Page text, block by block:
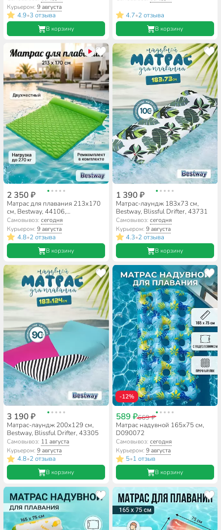
Курьером:9 августа
4.9•3 отзыва
В корзину
4.7•2 отзыва
В корзину
2 350 ₽
Матрас для плавания 213х170
см, Bestway, 44106,
ремкомплект
Самовывоз:сегодня
Курьером:9 августа
4.8•2 отзыва
В корзину
1 390 ₽
Матрас-лаундж 183х73 см,
Bestway, Blissful Drifter, 43731
Самовывоз: сегодня
Курьером: 9 августа
4.3•2 отзыва
В корзину
3 190 ₽
Матрас-лаундж 200х129 см,
Bestway, Blissful Drifter, 43305
Самовывоз: 11 августа
Курьером:9 августа
4.8•2 отзыва
В корзину
-12%
589 ₽669 ₽
Матрас надувной 165х75 см,
D090072
Самовывоз: сегодня
Курьером: 9 августа
5•1 отзыв
В корзину